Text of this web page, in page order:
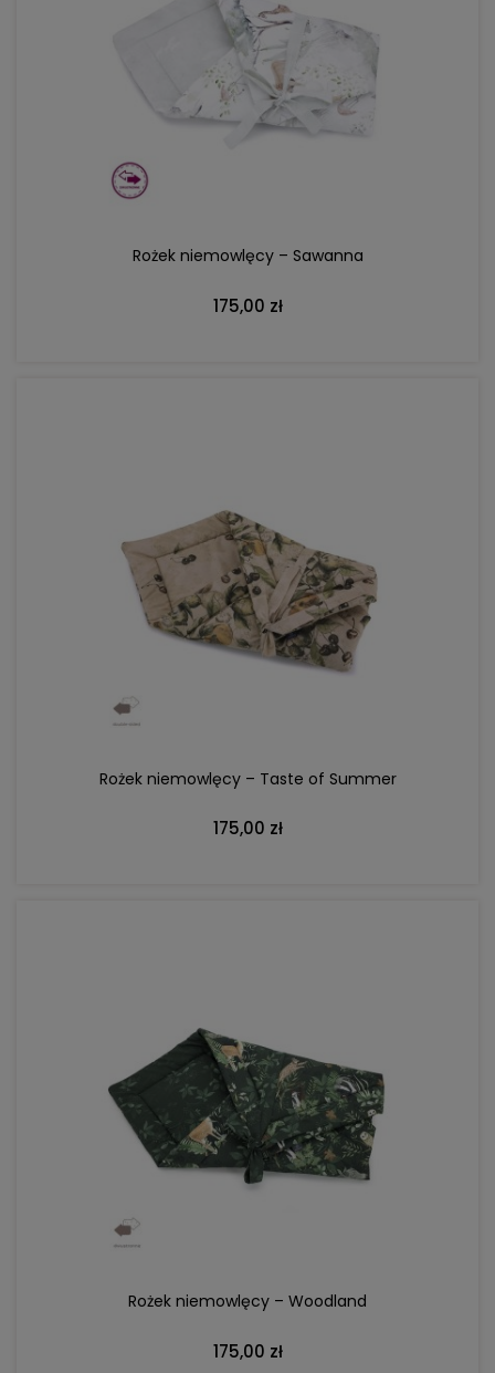
Rożek niemowlęcy – Sawanna
175,00 zł
DO KOSZYKA
Rożek niemowlęcy – Taste of Summer
175,00 zł
DO KOSZYKA
Rożek niemowlęcy – Woodland
175,00 zł
DO KOSZYKA